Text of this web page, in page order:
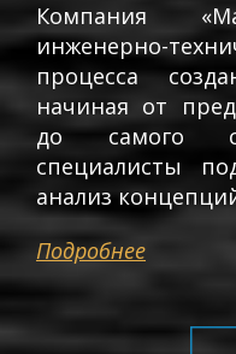
Компания
инженерно-
процесса
начиная от
до самого
специалисты
анализ
Подробнее